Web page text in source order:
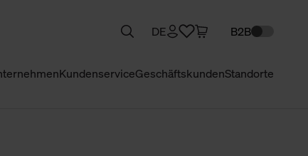
KundenserviceGeschäftskundenStandorte
DE B2B